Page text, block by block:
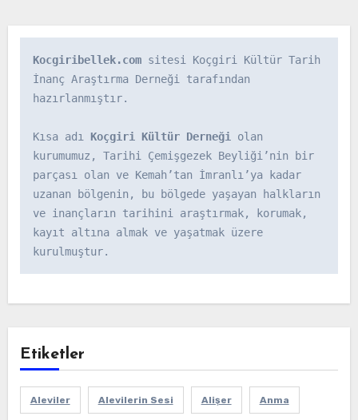
Kocgiribellek.com sitesi Koçgiri Kültür Tarih
İnanç Araştırma Derneği tarafından
hazırlanmıştır.
Kısa adı Koçgiri Kültür Derneği olan
kurumumuz, Tarihi Çemişgezek Beyliği’nin bir
parçası olan ve Kemah’tan İmranlı’ya kadar
uzanan bölgenin, bu bölgede yaşayan halkların
ve inançların tarihini araştırmak, korumak,
kayıt altına almak ve yaşatmak üzere
kurulmuştur.
Etiketler
Aleviler Alevilerin Sesi Alişer Anma